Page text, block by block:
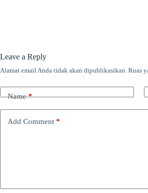
Leave a Reply
Alamat email Anda tidak akan dipublikasikan. Ruas
Name*
Add Comment *